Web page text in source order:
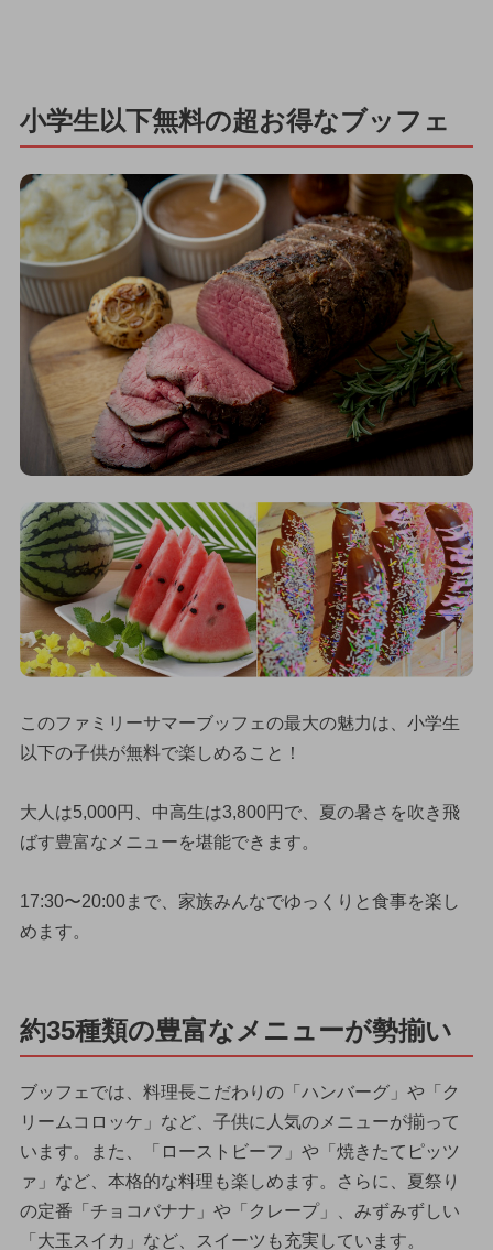
小学生以下無料の超お得なブッフェ
このファミリーサマーブッフェの最大の魅力は、小学生
以下の子供が無料で楽しめること！
大人は5,000円、中高生は3,800円で、夏の暑さを吹き飛
ばす豊富なメニューを堪能できます。
17:30〜20:00まで、家族みんなでゆっくりと食事を楽し
めます。
約35種類の豊富なメニューが勢揃い
ブッフェでは、料理長こだわりの「ハンバーグ」や「ク
リームコロッケ」など、子供に人気のメニューが揃って
います。また、「ローストビーフ」や「焼きたてピッツ
ァ」など、本格的な料理も楽しめます。さらに、夏祭り
の定番「チョコバナナ」や「クレープ」、みずみずしい
「大玉スイカ」など、スイーツも充実しています。